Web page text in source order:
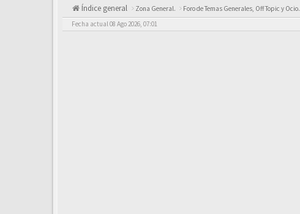
Índice general Zona General. Foro de Temas Generales, Off Topic y Ocio.
Fecha actual 08 Ago 2026, 07:01